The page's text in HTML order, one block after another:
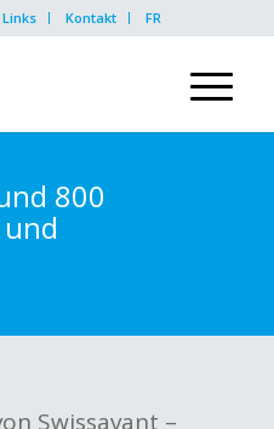
Links Kontakt FR
800
Swissavant –